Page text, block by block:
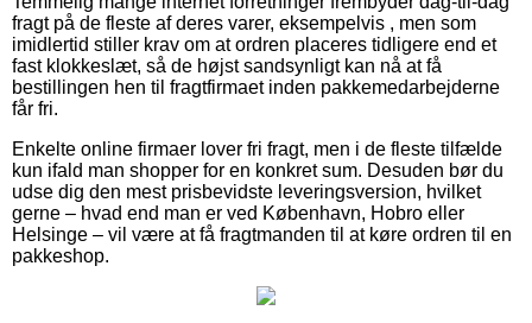
fragt på de fleste af deres varer, eksempelvis , men som
imidlertid stiller krav om at ordren placeres tidligere end et
fast klokkeslæt, så de højst sandsynligt kan nå at få
bestillingen hen til fragtfirmaet inden pakkemedarbejderne
får fri.
Enkelte online firmaer lover fri fragt, men i de fleste tilfælde
kun ifald man shopper for en konkret sum. Desuden bør du
udse dig den mest prisbevidste leveringsversion, hvilket
gerne – hvad end man er ved København, Hobro eller
Helsinge – vil være at få fragtmanden til at køre ordren til en
pakkeshop.